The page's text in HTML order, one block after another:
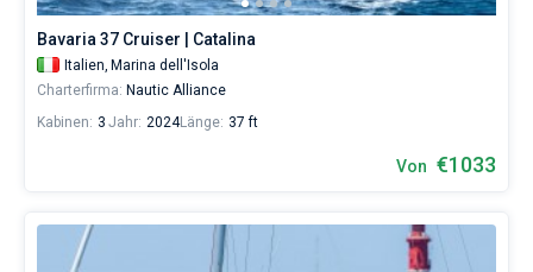
Bavaria 37 Cruiser | Catalina
Italien, Marina dell'Isola
Charterfirma: Nautic Alliance
Kabinen: 3 Jahr: 2024Länge: 37 ft
Von €1033